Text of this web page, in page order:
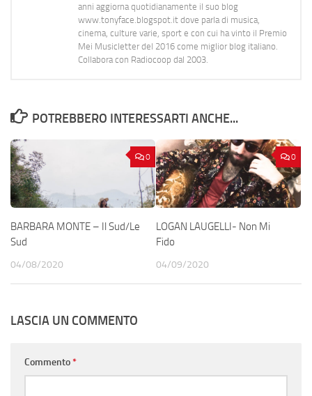
anni aggiorna quotidianamente il suo blog
www.tonyface.blogspot.it dove parla di musica,
cinema, culture varie, sport e con cui ha vinto il Premio
Mei Musicletter del 2016 come miglior blog italiano.
Collabora con Radiocoop dal 2003.
POTREBBERO INTERESSARTI ANCHE...
0
BARBARA MONTE – Il Sud/Le
Sud
04/08/2020
0
LOGAN LAUGELLI- Non Mi
Fido
04/09/2020
LASCIA UN COMMENTO
Commento*